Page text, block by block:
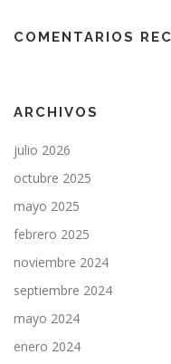
COMENTARIOS
ARCHIVOS
julio 2026
octubre 2025
mayo 2025
febrero 2025
noviembre 2024
septiembre 2024
mayo 2024
enero 2024